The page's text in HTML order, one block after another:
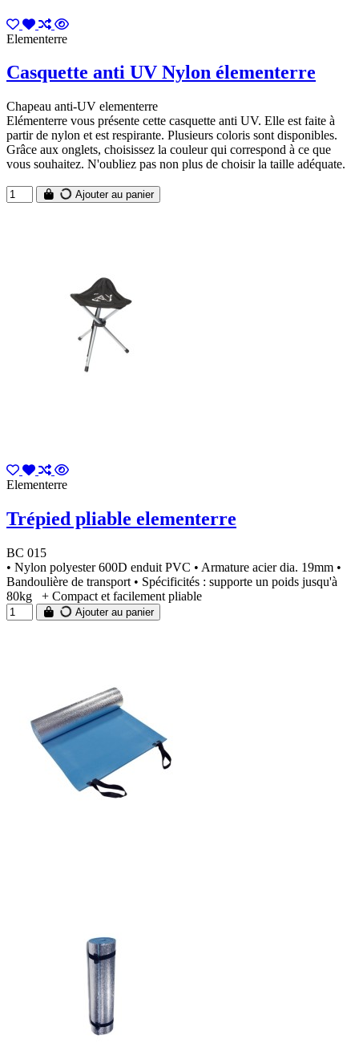
Elementerre
Casquette anti UV Nylon élementerre
Chapeau anti-UV elementerre
Elémenterre vous présente cette casquette anti UV. Elle est faite à
partir de nylon et est respirante. Plusieurs coloris sont disponibles.
Grâce aux onglets, choisissez la couleur qui correspond à ce que
vous souhaitez. N'oubliez pas non plus de choisir la taille adéquate.
Ajouter au panier
Elementerre
Trépied pliable elementerre
BC 015
• Nylon polyester 600D enduit PVC • Armature acier dia. 19mm •
Bandoulière de transport • Spécificités : supporte un poids jusqu'à
80kg + Compact et facilement pliable
Ajouter au panier